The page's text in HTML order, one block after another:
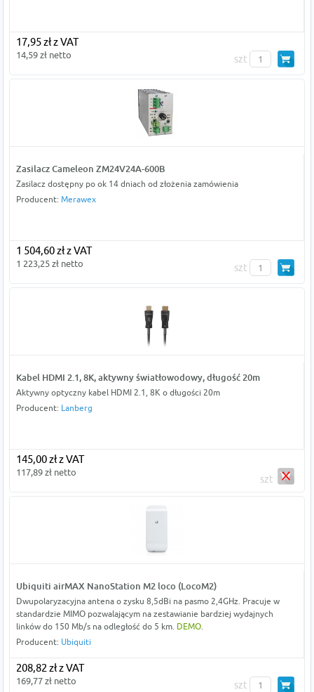
17,95 zł z VAT
14,59 zł netto szt
Zasilacz Cameleon ZM24V24A-600B
Zasilacz dostępny po ok 14 dniach od złożenia zamówienia
Producent: Merawex
1 504,60 zł z VAT
1 223,25 zł netto szt
Kabel HDMI 2.1, 8K, aktywny światłowodowy, długość 20m
Aktywny optyczny kabel HDMI 2.1, 8K o długości 20m
Producent: Lanberg
145,00 zł z VAT
117,89 zł netto
szt
Ubiquiti airMAX NanoStation M2 loco (LocoM2)
Dwupolaryzacyjna antena o zysku 8,5dBi na pasmo 2,4GHz. Pracuje w
standardzie MIMO pozwalającym na zestawianie bardziej wydajnych
linków do 150 Mb/s na odległość do 5 km. DEMO.
Producent: Ubiquiti
208,82 zł z VAT
169,77 zł netto szt